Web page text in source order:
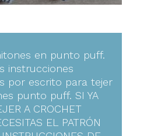
en punto puff.
instrucciones
por escrito para tejer
punto puff. SI YA
A CROCHET
EL PATRÓN